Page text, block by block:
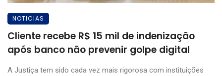
NOTICIAS
Cliente recebe R$ 15 mil de indenização
após banco não prevenir golpe digital
A Justiça tem sido cada vez mais rigorosa com instituições